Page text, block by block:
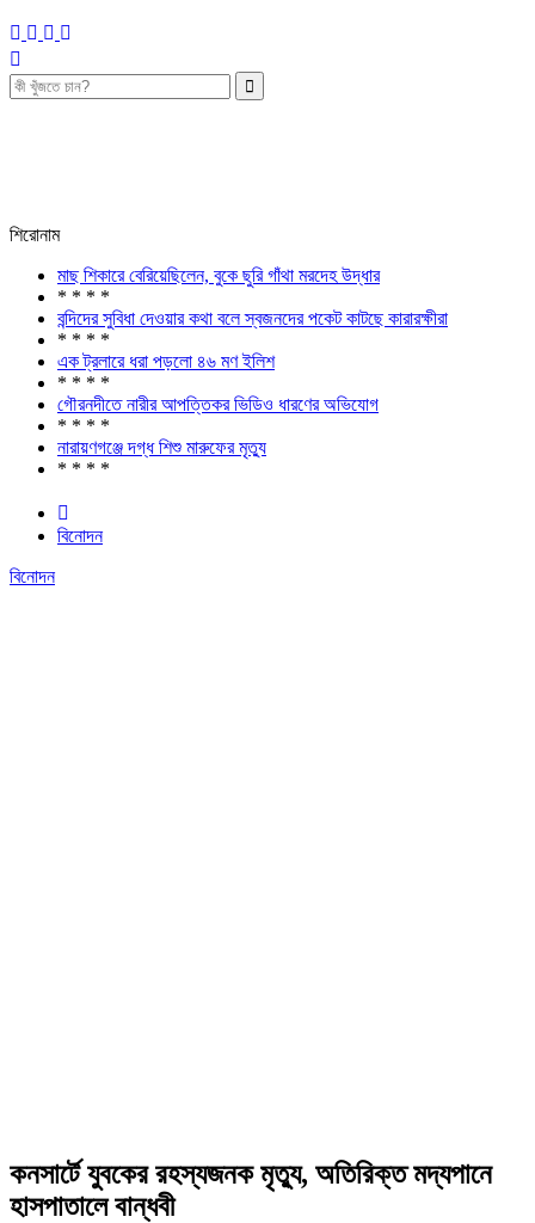
শিরোনাম
মাছ শিকারে বেরিয়েছিলেন, বুকে ছুরি গাঁথা মরদেহ উদ্ধার
* * * *
বন্দিদের সুবিধা দেওয়ার কথা বলে স্বজনদের পকেট কাটছে কারারক্ষীরা
* * * *
এক ট্রলারে ধরা পড়লো ৪৬ মণ ইলিশ
* * * *
গৌরনদীতে নারীর আপত্তিকর ভিডিও ধারণের অভিযোগ
* * * *
নারায়ণগঞ্জে দগ্ধ শিশু মারুফের মৃত্যু
* * * *
বিনোদন
বিনোদন
কনসার্টে যুবকের রহস্যজনক মৃত্যু, অতিরিক্ত মদ্যপানে
হাসপাতালে বান্ধবী